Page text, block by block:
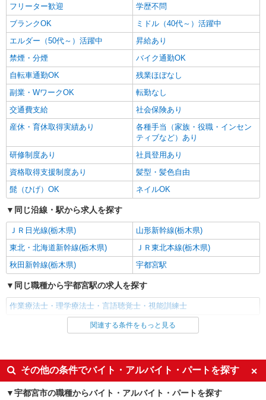
フリーター歓迎
学歴不問
ブランクOK
ミドル（40代～）活躍中
エルダー（50代～）活躍中
昇給あり
禁煙・分煙
バイク通勤OK
自転車通勤OK
残業ほぼなし
副業・WワークOK
転勤なし
交通費支給
社会保険あり
産休・育休取得実績あり
各種手当（家族・役職・インセン
ティブなど）あり
研修制度あり
社員登用あり
資格取得支援制度あり
髪型・髪色自由
髭（ひげ）OK
ネイルOK
同じ沿線・駅から求人を探す
ＪＲ日光線(栃木県)
山形新幹線(栃木県)
東北・北海道新幹線(栃木県)
ＪＲ東北本線(栃木県)
秋田新幹線(栃木県)
宇都宮駅
同じ職種から宇都宮駅の求人を探す
作業療法士・理学療法士・言語聴覚士・視能訓練士
同じ雇用形態から宇都宮駅の求人を探す
同じ特徴から宇都宮駅の求人を探す
入社日応相談
即日勤務OK
関連する条件をもっと見る
その他の条件でバイト・アルバイト・パートを探す
宇都宮市の職種からバイト・アルバイト・パートを探す